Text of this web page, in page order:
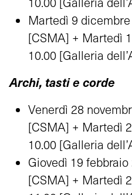
Martedì 9
[CSMA] + Martedì
10.00 [Galleria
Archi, tasti e corde
Venerdì 28
[CSMA] + Martedì
10.00 [Galleria
Giovedì 19
[CSMA] + Martedì